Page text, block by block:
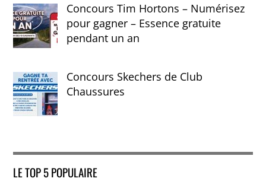
Concours Tim Hortons – Numérisez
pour gagner – Essence gratuite
pendant un an
Concours Skechers de Club
Chaussures
LE TOP 5 POPULAIRE